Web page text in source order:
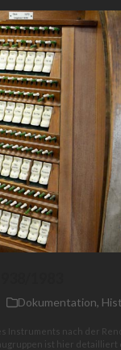
Dokumentation,
Instruments nach der
ist hier detailliert